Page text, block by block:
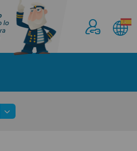
Acceder al
Área
Únete ya a los mas de de 500
la Náutica